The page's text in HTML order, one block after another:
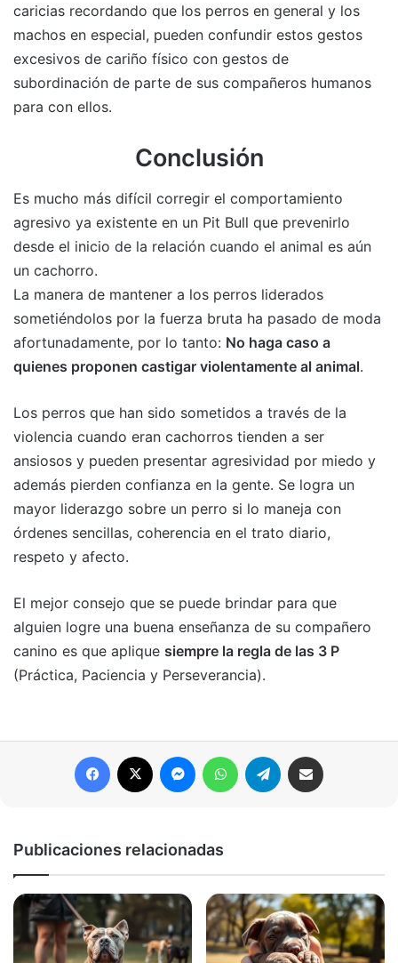
caricias recordando que los perros en general y los
machos en especial, pueden confundir estos gestos
excesivos de cariño físico con gestos de
subordinación de parte de sus compañeros humanos
para con ellos.
Conclusión
Es mucho más difícil corregir el comportamiento
agresivo ya existente en un Pit Bull que prevenirlo
desde el inicio de la relación cuando el animal es aún
un cachorro.
La manera de mantener a los perros liderados
sometiéndolos por la fuerza bruta ha pasado de moda
afortunadamente, por lo tanto: No haga caso a
quienes proponen castigar violentamente al animal.
Los perros que han sido sometidos a través de la
violencia cuando eran cachorros tienden a ser
ansiosos y pueden presentar agresividad por miedo y
además pierden confianza en la gente. Se logra un
mayor liderazgo sobre un perro si lo maneja con
órdenes sencillas, coherencia en el trato diario,
respeto y afecto.
El mejor consejo que se puede brindar para que
alguien logre una buena enseñanza de su compañero
canino es que aplique siempre la regla de las 3 P
(Práctica, Paciencia y Perseverancia).
Facebook MessengerWhatsAppTelegram
Publicaciones relacionadas